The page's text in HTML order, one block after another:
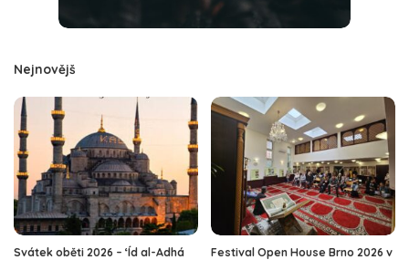
Nejnovějš
Svátek oběti 2026 – ‘Íd al-Adhá
Festival Open House Brno 2026 v